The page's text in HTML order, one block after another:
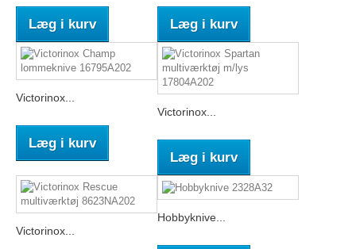
Læg i kurv Læg i kurv
Victorinox...
Læg i kurv
Victorinox...
Læg i kurv
Victorinox...
Hobbyknive...